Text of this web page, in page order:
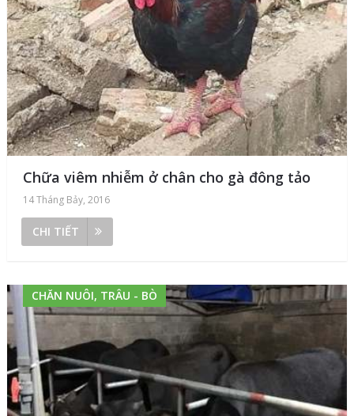
Chữa viêm nhiễm ở chân cho gà đông tảo
14 Tháng Bảy, 2016
CHI TIẾT
CHĂN NUÔI, TRÂU - BÒ